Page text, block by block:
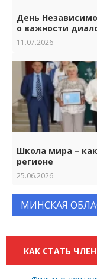
День
о важности
11.07.2026
Школа мира –
регионе
25.06.2026
МИНСКАЯ
КАК СТАТЬ